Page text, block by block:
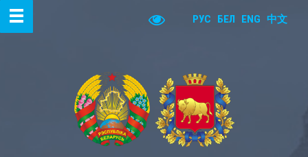
РУС БЕЛ ENG 中文